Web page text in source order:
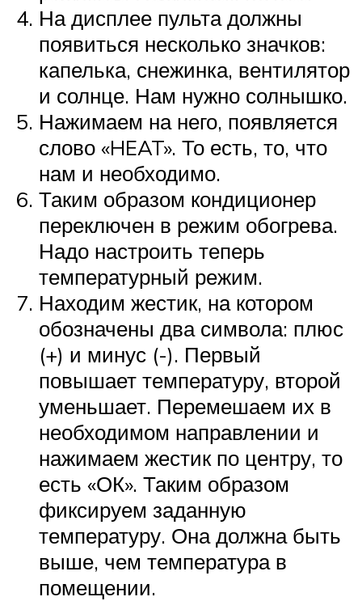
На дисплее пульта должны
появиться несколько значков:
капелька, снежинка, вентилятор
и солнце. Нам нужно солнышко.
Нажимаем на него, появляется
слово «HEAT». То есть, то, что
нам и необходимо.
Таким образом кондиционер
переключен в режим обогрева.
Надо настроить теперь
температурный режим.
Находим жестик, на котором
обозначены два символа: плюс
(+) и минус (-). Первый
повышает температуру, второй
уменьшает. Перемешаем их в
необходимом направлении и
нажимаем жестик по центру, то
есть «ОК». Таким образом
фиксируем заданную
температуру. Она должна быть
выше, чем температура в
помещении.